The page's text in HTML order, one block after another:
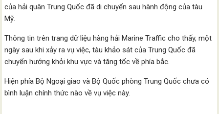
của hải quân Trung Quốc đã di chuyển sau hành động của tàu
Mỹ.
Thông tin trên trang dữ liệu hàng hải Marine Traffic cho thấy, một
ngày sau khi xảy ra vụ việc, tàu khảo sát của Trung Quốc đã
chuyển hướng khỏi khu vực và tăng tốc về phía bắc.
Hiện phía Bộ Ngoại giao và Bộ Quốc phòng Trung Quốc chưa có
bình luận chính thức nào về vụ việc này.